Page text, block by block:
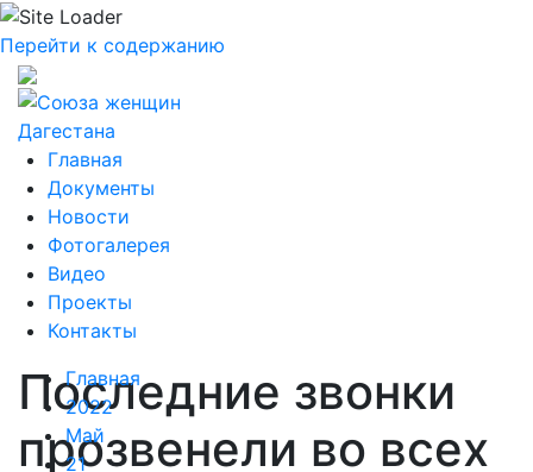
Перейти к содержанию
Главная
Документы
Новости
Фотогалерея
Видео
Проекты
Контакты
Последние звонки
прозвенели во всех
Главная
2022
Май
21